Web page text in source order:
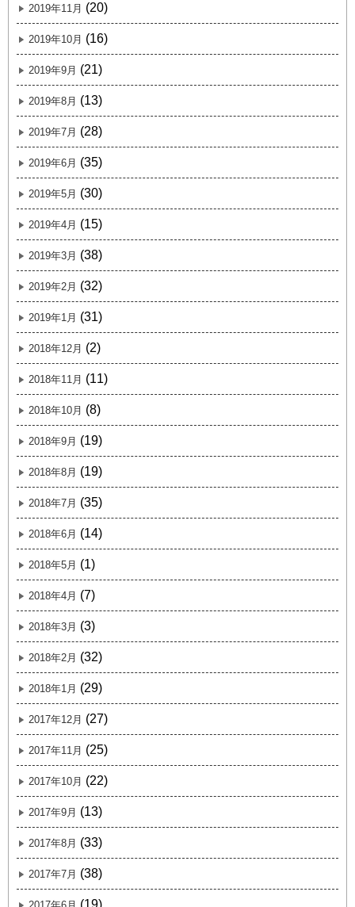
2019年11月 (20)
2019年10月 (16)
2019年9月 (21)
2019年8月 (13)
2019年7月 (28)
2019年6月 (35)
2019年5月 (30)
2019年4月 (15)
2019年3月 (38)
2019年2月 (32)
2019年1月 (31)
2018年12月 (2)
2018年11月 (11)
2018年10月 (8)
2018年9月 (19)
2018年8月 (19)
2018年7月 (35)
2018年6月 (14)
2018年5月 (1)
2018年4月 (7)
2018年3月 (3)
2018年2月 (32)
2018年1月 (29)
2017年12月 (27)
2017年11月 (25)
2017年10月 (22)
2017年9月 (13)
2017年8月 (33)
2017年7月 (38)